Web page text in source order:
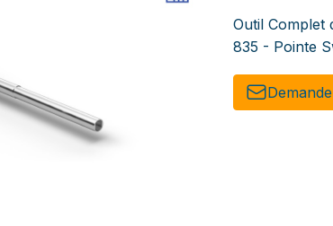
Outil Complet
835 - Pointe